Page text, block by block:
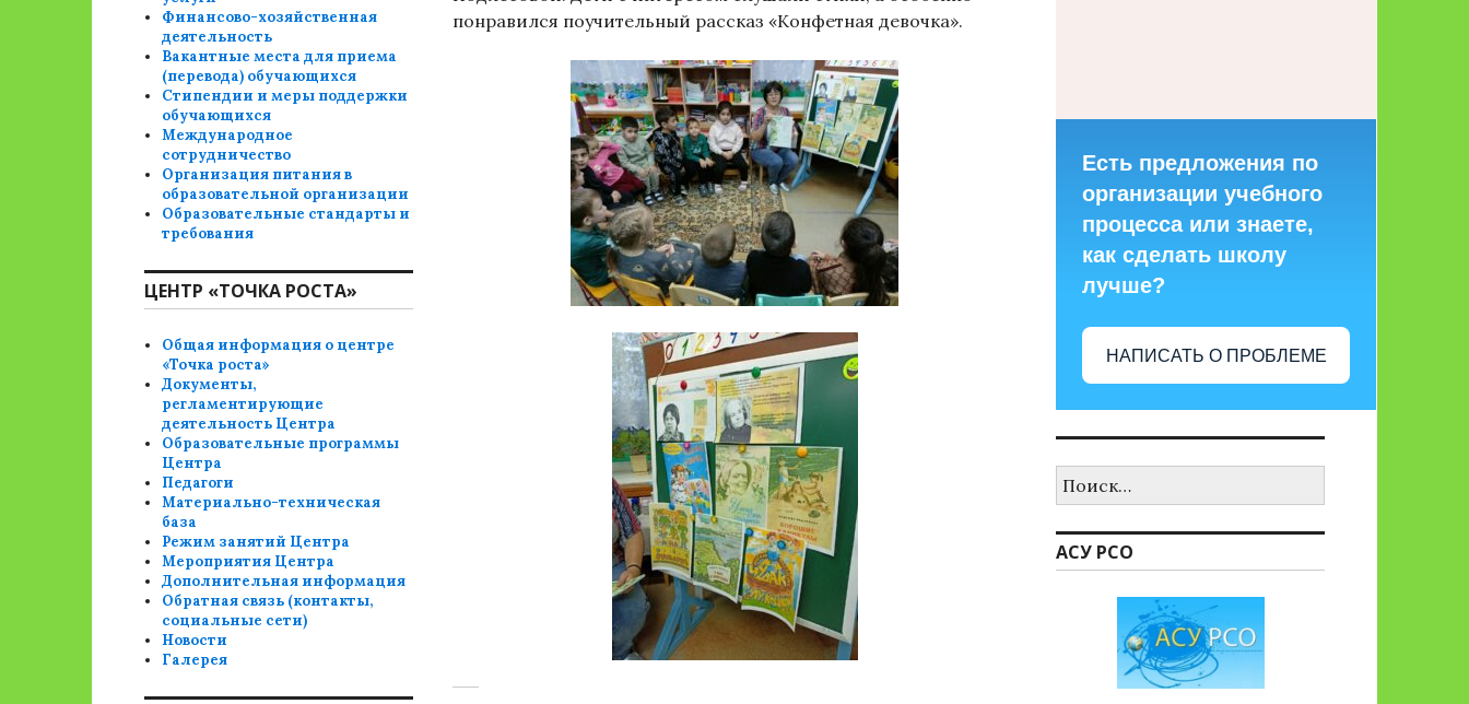
понравился поучительный рассказ «Конфетная девочка».
Финансово-хозяйственная
деятельность
Вакантные места для приема
(перевода) обучающихся
Стипендии и меры поддержки
обучающихся
Международное
сотрудничество
Организация питания в
образовательной организации
Образовательные стандарты и
требования
ЦЕНТР «ТОЧКА РОСТА»
Общая информация о центре
«Точка роста»
Документы,
регламентирующие
деятельность Центра
Образовательные программы
Центра
Педагоги
Материально-техническая
база
Режим занятий Центра
Мероприятия Центра
Дополнительная информация
Обратная связь (контакты,
социальные сети)
Новости
Галерея
Есть предложения по
организации учебного
процесса или знаете,
как сделать школу
лучше?
НАПИСАТЬ О ПРОБЛЕМЕ
АСУ РСО